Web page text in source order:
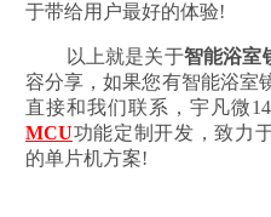
于带给用户最好的体验!
以上就是关于智能浴室
容分享，如果您有智能浴室
直接和我们联系，宇凡微
MCU功能定制开发，致力
的单片机方案!